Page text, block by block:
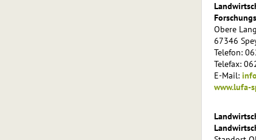
Obere
67346
Telefon:
Telefax:
E-Mail:
www.lufa-